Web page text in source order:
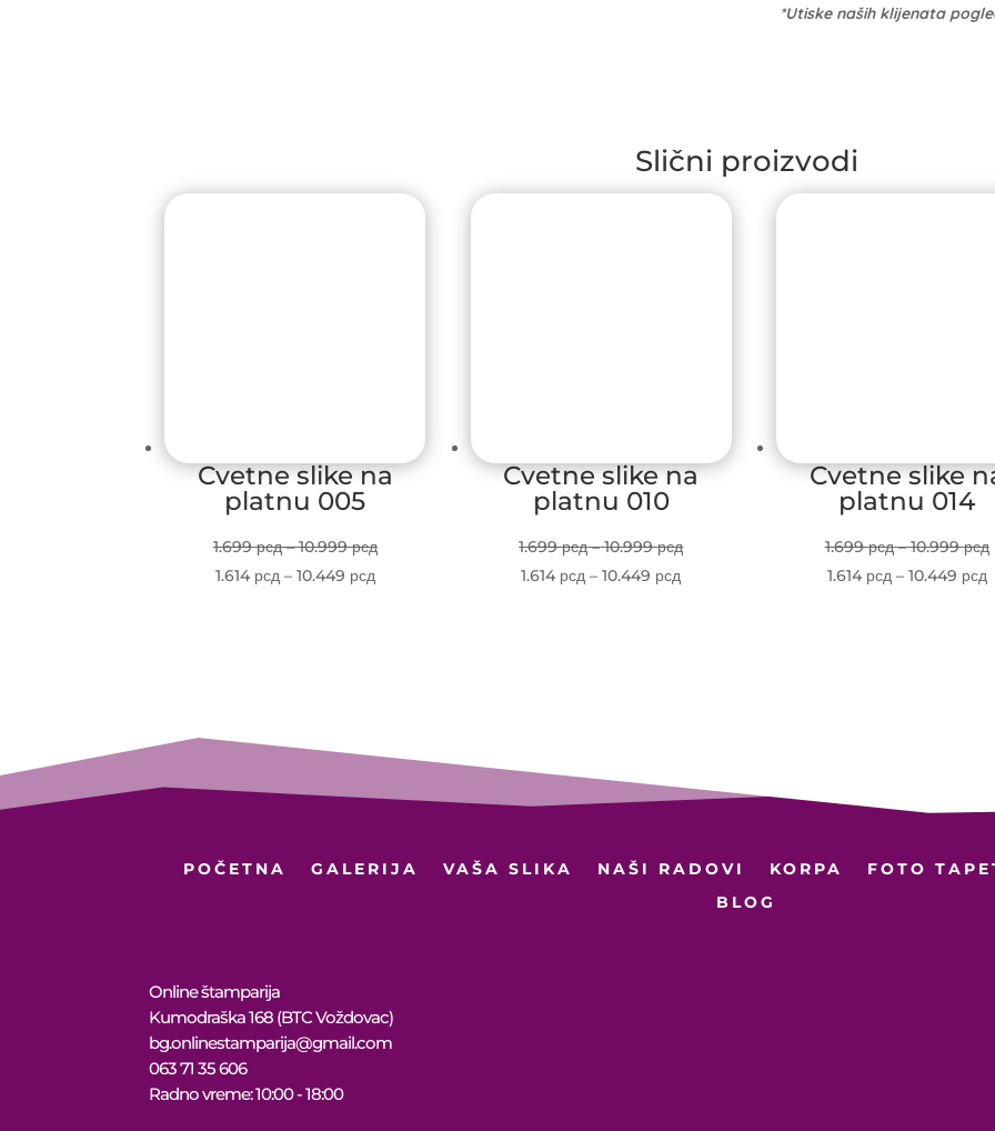
*Utiske naših klijenata
Slični proizvodi
Cvetne slike na
platnu 005
1.699рсд – 10.999рсдPrice
1.614 рсд – 10.449 рсдPrice
Cvetne slike na
platnu 010
1.699рсд – 10.999рсдPrice
1.614 рсд – 10.449 рсд
Cvetne slike
platnu 014
1.699рсд – 10.999рсд
1.614 рсд – 10.449 рсд
POČETNA GALERIJA VAŠA SLIKA NAŠI RADOVI KORPA FOTO
BLOG
Online štamparija
Kumodraška 168 (BTC Voždovac)
bg.onlinestamparija@gmail.com
063 71 35 606
Radno vreme: 10:00 - 18:00